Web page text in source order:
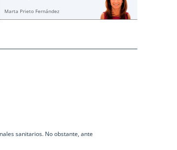
Marta Prieto Fernández
sanitarios. No obstante, ante